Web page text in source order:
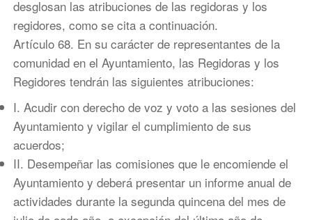
desglosan las atribuciones de las regidoras y los
regidores, como se cita a continuación.
Artículo 68. En su carácter de representantes de la
comunidad en el Ayuntamiento, las Regidoras y los
Regidores tendrán las siguientes atribuciones:
I. Acudir con derecho de voz y voto a las sesiones del
Ayuntamiento y vigilar el cumplimiento de sus
acuerdos;
II. Desempeñar las comisiones que le encomiende el
Ayuntamiento y deberá presentar un informe anual de
actividades durante la segunda quincena del mes de